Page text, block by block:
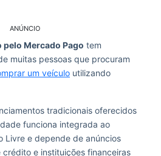
ANÚNCIO
Mercado Pago tem
muitas pessoas que procuram
um veículo utilizando
tradicionais oferecidos
funciona integrada ao
Livre e depende de anúncios
e instituições financeiras